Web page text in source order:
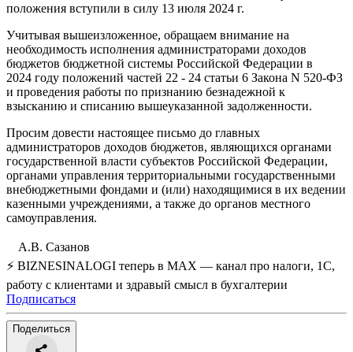
положения вступили в силу 13 июля 2024 г.
Учитывая вышеизложенное, обращаем внимание на
необходимость исполнения администраторами доходов
бюджетов бюджетной системы Российской Федерации в
2024 году положений частей 22 - 24 статьи 6 Закона N 520-ФЗ
и проведения работы по признанию безнадежной к
взысканию и списанию вышеуказанной задолженности.
Просим довести настоящее письмо до главных
администраторов доходов бюджетов, являющихся органами
государственной власти субъектов Российской Федерации,
органами управления территориальными государственными
внебюджетными фондами и (или) находящимися в их ведении
казенными учреждениями, а также до органов местного
самоуправления.
А.В. Сазанов
⚡ BIZNESINALOGI теперь в MAX — канал про налоги, 1С,
работу с клиентами и здравый смысл в бухгалтерии
Подписаться
Поделиться